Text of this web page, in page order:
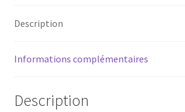
Description
Informations complémentaires
Description